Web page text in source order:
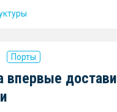
Порты
впервые